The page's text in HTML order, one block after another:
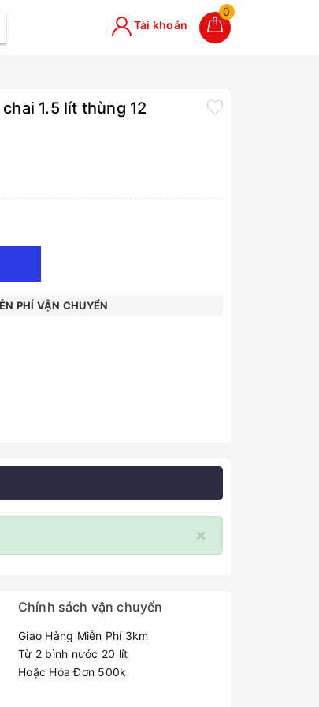
0
Tài khoản
1.5 lít thùng 12
PHÍ VẬN CHUYỂN
×
Chính sách vận chuyển
Giao Hàng Miễn Phí 3km
Từ 2 bình nước 20 lít
Hoặc Hóa Đơn 500k